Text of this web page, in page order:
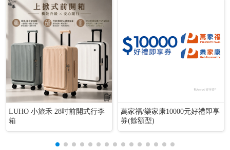
LUHO 小旅禾 28吋前開式行李
箱
萬家福/樂家康10000元好禮即享
券(餘額型)